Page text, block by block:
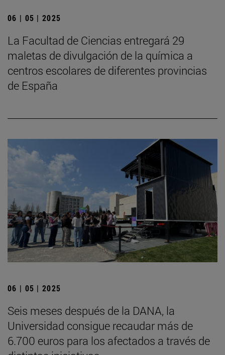
06 | 05 | 2025
La Facultad de Ciencias entregará 29
maletas de divulgación de la química a
centros escolares de diferentes provincias
de España
06 | 05 | 2025
Seis meses después de la DANA, la
Universidad consigue recaudar más de
6.700 euros para los afectados a través de